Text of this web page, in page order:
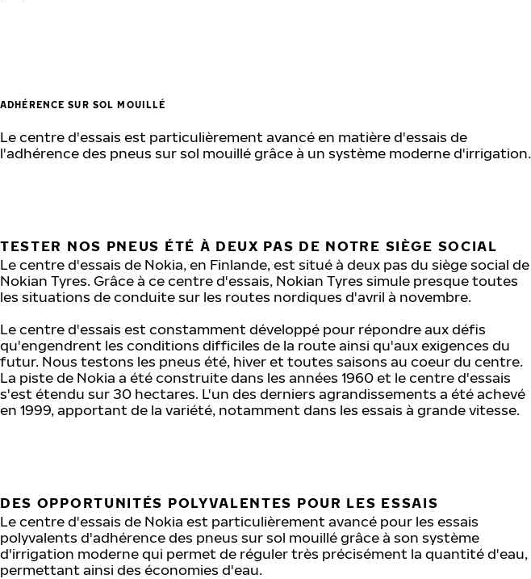
ADHÉRENCE SUR SOL MOUILLÉ
Le centre d'essais est particulièrement avancé en matière d'essais de
l'adhérence des pneus sur sol mouillé grâce à un système moderne d'irrigation.
TESTER NOS PNEUS ÉTÉ À DEUX PAS DE NOTRE SIÈGE SOCIAL
Le centre d'essais de Nokia, en Finlande, est situé à deux pas du siège social de
Nokian Tyres. Grâce à ce centre d'essais, Nokian Tyres simule presque toutes
les situations de conduite sur les routes nordiques d'avril à novembre.
Le centre d'essais est constamment développé pour répondre aux défis
qu'engendrent les conditions difficiles de la route ainsi qu'aux exigences du
futur. Nous testons les pneus été, hiver et toutes saisons au coeur du centre.
La piste de Nokia a été construite dans les années 1960 et le centre d'essais
s'est étendu sur 30 hectares. L'un des derniers agrandissements a été achevé
en 1999, apportant de la variété, notamment dans les essais à grande vitesse.
DES OPPORTUNITÉS POLYVALENTES POUR LES ESSAIS
Le centre d'essais de Nokia est particulièrement avancé pour les essais
polyvalents d'adhérence des pneus sur sol mouillé grâce à son système
d'irrigation moderne qui permet de réguler très précisément la quantité d'eau,
permettant ainsi des économies d'eau.